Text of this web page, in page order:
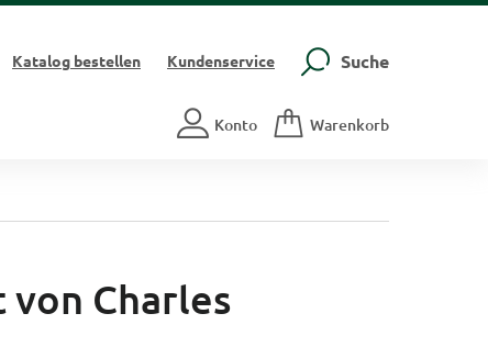
Katalogbestellen Kundenservice Suche
Konto Warenkorb
Charles